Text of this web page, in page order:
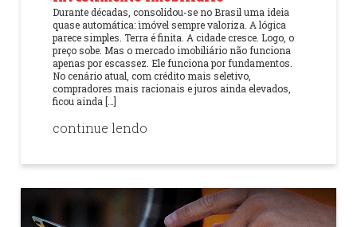
Durante décadas, consolidou-se no Brasil uma ideia
quase automática: imóvel sempre valoriza. A lógica
parece simples. Terra é finita. A cidade cresce. Logo, o
preço sobe. Mas o mercado imobiliário não funciona
apenas por escassez. Ele funciona por fundamentos.
No cenário atual, com crédito mais seletivo,
compradores mais racionais e juros ainda elevados,
ficou ainda […]
continue lendo